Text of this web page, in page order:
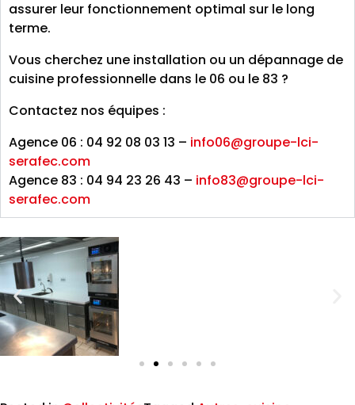
assurer leur fonctionnement optimal sur le long
terme.
Vous cherchez une installation ou un dépannage de
cuisine professionnelle dans le 06 ou le 83 ?
Contactez nos équipes :
Agence 06 : 04 92 08 03 13 – info06@groupe-lci-
serafec.com
Agence 83 : 04 94 23 26 43 – info83@groupe-lci-
serafec.com